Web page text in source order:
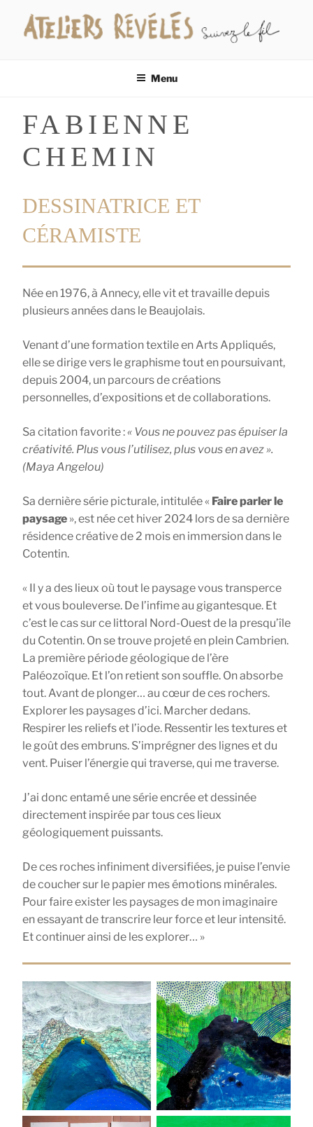
contenu
Menu
FABIENNE
CHEMIN
DESSINATRICE ET
CÉRAMISTE
Née en 1976, à Annecy, elle vit et travaille depuis
plusieurs années dans le Beaujolais.
Venant d’une formation textile en Arts Appliqués,
elle se dirige vers le graphisme tout en poursuivant,
depuis 2004, un parcours de créations
personnelles, d’expositions et de collaborations.
Sa citation favorite :« Vous ne pouvez pas épuiser la
créativité. Plus vous l’utilisez, plus vous en avez ».
(Maya Angelou)
Sa dernière série picturale, intitulée « Faire parler le
paysage », est née cet hiver 2024 lors de sa dernière
résidence créative de 2 mois en immersion dans le
Cotentin.
« Il y a des lieux où tout le paysage vous transperce
et vous bouleverse. De l’infime au gigantesque. Et
c’est le cas sur ce littoral Nord-Ouest de la presqu’île
du Cotentin. On se trouve projeté en plein Cambrien.
La première période géologique de l’ère
Paléozoïque. Et l’on retient son souffle. On absorbe
tout. Avant de plonger… au cœur de ces rochers.
Explorer les paysages d’ici. Marcher dedans.
Respirer les reliefs et l’iode. Ressentir les textures et
le goût des embruns. S’imprégner des lignes et du
vent. Puiser l’énergie qui traverse, qui me traverse.
J’ai donc entamé une série encrée et dessinée
directement inspirée par tous ces lieux
géologiquement puissants.
De ces roches infiniment diversifiées, je puise l’envie
de coucher sur le papier mes émotions minérales.
Pour faire exister les paysages de mon imaginaire
en essayant de transcrire leur force et leur intensité.
Et continuer ainsi de les explorer… »